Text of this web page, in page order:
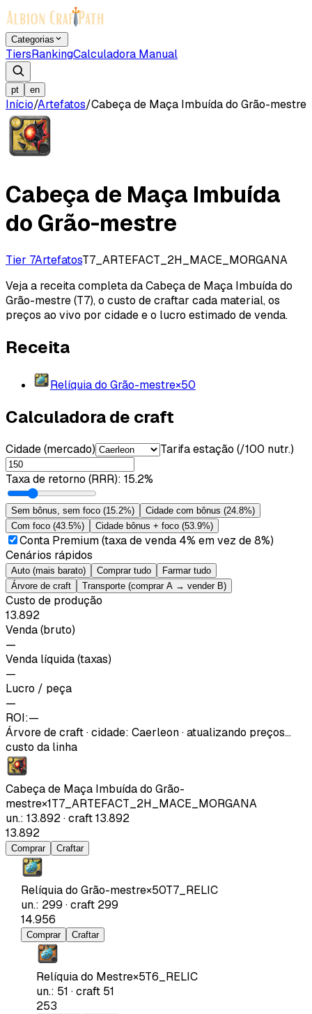
Categorias
TiersRankingCalculadora Manual
pt en
Início/Artefatos/Cabeça de Maça Imbuída do Grão-mestre
Cabeça de Maça Imbuída
do Grão-mestre
Tier 7ArtefatosT7_ARTEFACT_2H_MACE_MORGANA
Veja a receita completa da Cabeça de Maça Imbuída do
Grão-mestre (T7), o custo de craftar cada material, os
preços ao vivo por cidade e o lucro estimado de venda.
Receita
Relíquia do Grão-mestre×50
Calculadora de craft
Cidade (mercado) Tarifa estação (/100 nutr.)
Taxa de retorno (RRR): 15.2%
Sem bônus, sem foco (15.2%) Cidade com bônus (24.8%)
Com foco (43.5%) Cidade bônus + foco (53.9%)
Conta Premium (taxa de venda 4% em vez de 8%)
Cenários rápidos
Auto (mais barato) Comprar tudo
Farmar tudo
Árvore de craft
Transporte (comprar A → vender B)
Custo de produção
13.892
Venda (bruto)
—
Venda líquida (taxas)
—
Lucro / peça
—
ROI:—
Árvore de craft·cidade: Caerleon· atualizando preços…
custo da linha
Cabeça de Maça Imbuída do Grão-
mestre×1T7_ARTEFACT_2H_MACE_MORGANA
un.: 13.892·craft13.892
13.892
Comprar Craftar
Relíquia do Grão-mestre×50T7_RELIC
un.: 299 ·craft 299
14.956
Comprar Craftar
Relíquia do Mestre×5T6_RELIC
un.: 51 ·craft 51
253